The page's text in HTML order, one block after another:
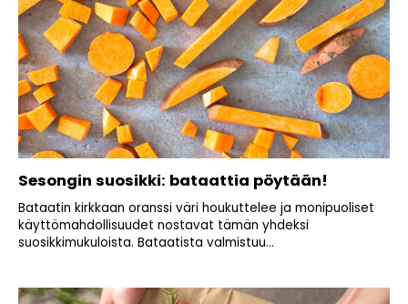
Sesongin suosikki: bataattia pöytään!
Bataatin kirkkaan oranssi väri houkuttelee ja monipuoliset
käyttömahdollisuudet nostavat tämän yhdeksi
suosikkimukuloista. Bataatista valmistuu...